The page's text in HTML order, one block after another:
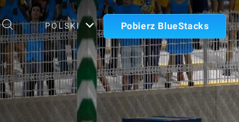
POLSKI Pobierz BlueStacks